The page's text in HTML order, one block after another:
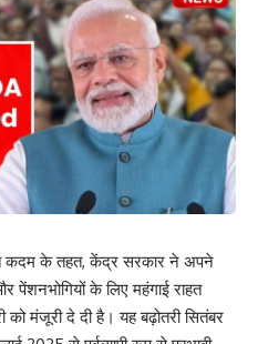
कदम के तहत, केंद्र सरकार ने अपने
पेंशनभोगियों के लिए महंगाई राहत
मंजूरी दे दी है। यह बढ़ोतरी सितंबर